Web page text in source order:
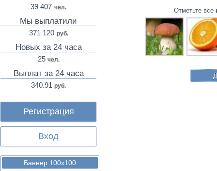
39 407 чел.
Мы выплатили
371 120 руб.
Новых за 24 часа
25 чел.
Выплат за 24 часа
340.91 руб.
Регистрация
Вход
Баннер 100х100
Отметьте все